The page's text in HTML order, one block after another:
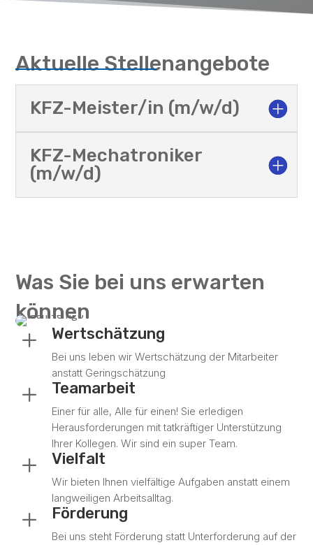
Aktuelle Stellenangebote
KFZ-Meister/in (m/w/d)
KFZ-Mechatroniker
(m/w/d)
Was Sie bei uns erwarten
können
L
Wertschätzung
Bei uns leben wir Wertschätzung der Mitarbeiter
anstatt Geringschätzung
L Teamarbeit
Einer für alle, Alle für einen! Sie erledigen
Herausforderungen mit tatkräftiger Unterstützung
Ihrer Kollegen. Wir sind ein super Team.
L Vielfalt
Wir bieten Ihnen vielfältige Aufgaben anstatt einem
langweiligen Arbeitsalltag.
L Förderung
Bei uns steht Förderung statt Unterforderung auf der